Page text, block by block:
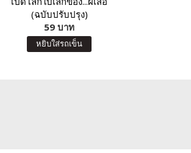
(ฉบับปรับปรุง)
59 บาท
หยิบใส่รถเข็น